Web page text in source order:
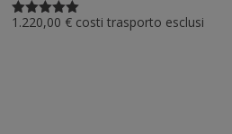
Valutato
1.220,00 € costi trasporto esclusi